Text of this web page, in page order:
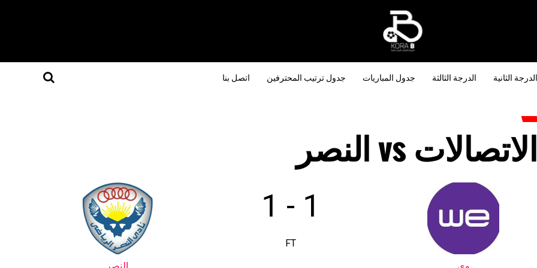
الدرجة الثانية الدرجة الثالثة جدول المباريات جدول ترتيب المحترفين اتصل بنا
الاتصالات vs النصر
1
-
1
FT